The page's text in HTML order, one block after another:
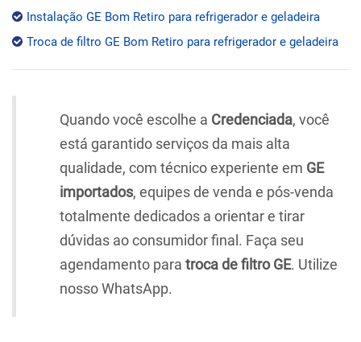
Instalação GE Bom Retiro para refrigerador e geladeira
Troca de filtro GE Bom Retiro para refrigerador e geladeira
Quando você escolhe a Credenciada, você
está garantido serviços da mais alta
qualidade, com técnico experiente em GE
importados, equipes de venda e pós-venda
totalmente dedicados a orientar e tirar
dúvidas ao consumidor final. Faça seu
agendamento para troca de filtro GE. Utilize
nosso WhatsApp.